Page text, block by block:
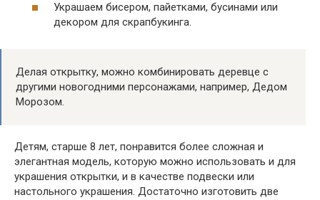
Украшаем бисером, пайетками, бусинами или
декором для скрапбукинга.
Делая открытку, можно комбинировать деревце с
другими новогодними персонажами, например, Дедом
Морозом.
Детям, старше 8 лет, понравится более сложная и
элегантная модель, которую можно использовать и для
украшения открытки, и в качестве подвески или
настольного украшения. Достаточно изготовить две